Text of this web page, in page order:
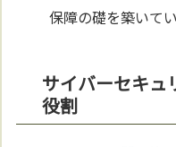
保障の礎を築いてい
サイバーセキュ
役割